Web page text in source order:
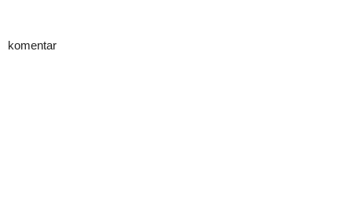
komentar